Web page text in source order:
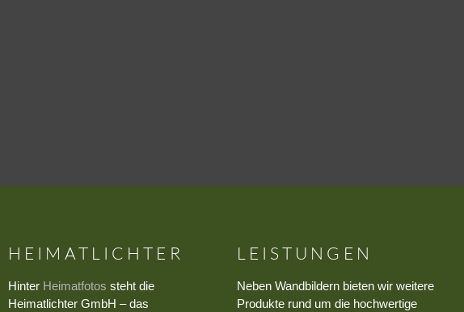
HEIMATLICHTER
Hinter Heimatfotos steht die
Heimatlichter GmbH – das
LEISTUNGEN
Neben Wandbildern bieten wir weitere
Produkte rund um die hochwertige